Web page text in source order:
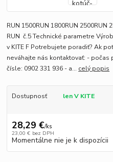
RUN 1500RUN 1800RUN 2500RUN
RUN č.5 Technické parametre
v KITE F Potrebujete poradiť? Ak
neváhajte nás kontaktovať: - počas
čísle: 0902 331 936 - a... celý popis
Dostupnosť len V KITE
28,29 €/ks
23,00 € bez DPH
Momentálne nie je k dispozícii